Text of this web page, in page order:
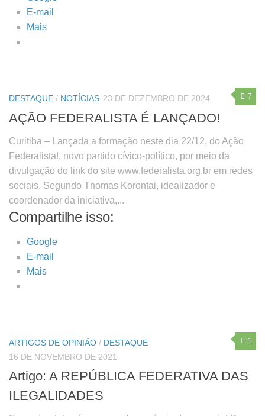
E-mail
Mais
7
DESTAQUE / NOTÍCIAS 23 DE DEZEMBRO DE 2024
AÇÃO FEDERALISTA É LANÇADO!
Curitiba – Lançada a formação neste dia 22/12, do Ação
Federalista!, novo partido cívico-político, por meio da
divulgação do link do site www.federalista.org.br em redes
sociais. Segundo Thomas Korontai, idealizador e
coordenador da iniciativa,...
Compartilhe isso:
Google
E-mail
Mais
1
ARTIGOS DE OPINIÃO / DESTAQUE
16 DE NOVEMBRO DE 2021
Artigo: A REPÚBLICA FEDERATIVA DAS
ILEGALIDADES